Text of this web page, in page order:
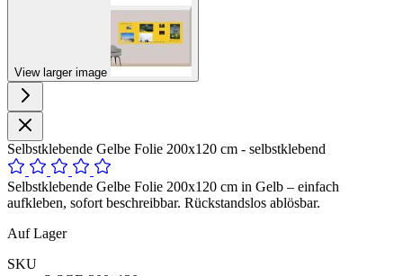
View larger image
Selbstklebende Gelbe Folie 200x120 cm - selbstklebend
Selbstklebende Gelbe Folie 200x120 cm in Gelb – einfach
aufkleben, sofort beschreibbar. Rückstandslos ablösbar.
Auf Lager
SKU